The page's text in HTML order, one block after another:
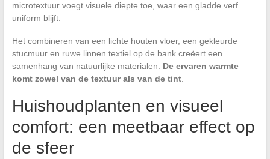
microtextuur voegt visuele diepte toe, waar een gladde verf
uniform blijft.
Het combineren van een lichte houten vloer, een gekleurde
stucmuur en ruwe linnen textiel op de bank creëert een
samenhang van natuurlijke materialen. De ervaren warmte
komt zowel van de textuur als van de tint.
Huishoudplanten en visueel
comfort: een meetbaar effect op
de sfeer